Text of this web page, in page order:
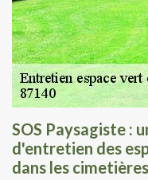
SOS Paysagiste :
d'entretien des
dans les cimetières